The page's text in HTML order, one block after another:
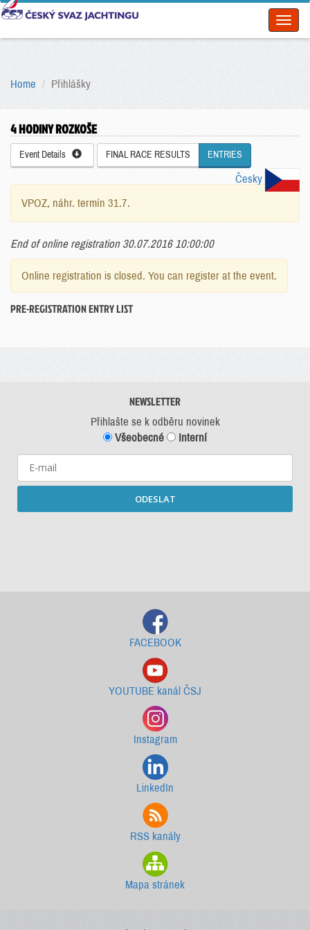
Home Přihlášky
4 HODINY ROZKOŠE
Event Details FINAL RACE RESULTS ENTRIES
Česky
VPOZ, náhr. termín 31.7.
End of online registration 30.07.2016 10:00:00
Online registration is closed. You can register at the event.
PRE-REGISTRATION ENTRY LIST
NEWSLETTER
Přihlašte se k odběru novinek
Všeobecné
Interní
ODESLAT
FACEBOOK
YOUTUBE kanál ČSJ
Instagram
LinkedIn
RSS kanály
Mapa stránek